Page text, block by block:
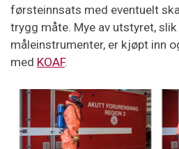
førsteinnsats med eventuelt
trygg måte. Mye av utstyret,
måleinstrumenter, er kjøpt inn
med KOAF.